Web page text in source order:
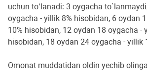
uchun to‘lanadi: 3 oygacha
oygacha - yillik 8% hisobidan, 6 oydan
10% hisobidan, 12 oydan 18 oygacha -
hisobidan, 18 oydan 24 oygacha - yillik
Omonat muddatidan oldin yechib